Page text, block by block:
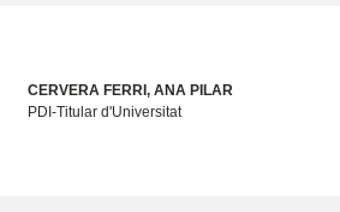
CERVERA FERRI, ANA PILAR
PDI-Titular d'Universitat